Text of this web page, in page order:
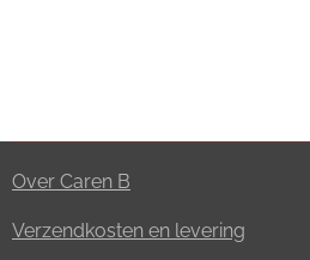
Over Caren B
Verzendkosten en levering